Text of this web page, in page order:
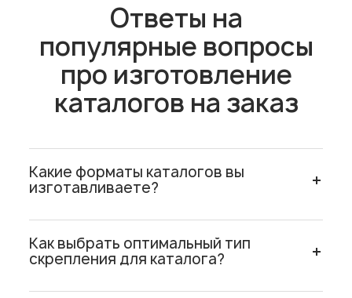
Ответы на
популярные вопросы
про изготовление
каталогов на заказ
Какие форматы каталогов вы
изготавливаете?
Наиболее востребованными являются
стандартные форматы А4 и А5, а также
квадратные форматы 210×210 мм. Для
Как выбрать оптимальный тип
скрепления для каталога?